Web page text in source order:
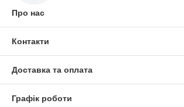
Про нас
Контакти
Доставка та оплата
Графік роботи